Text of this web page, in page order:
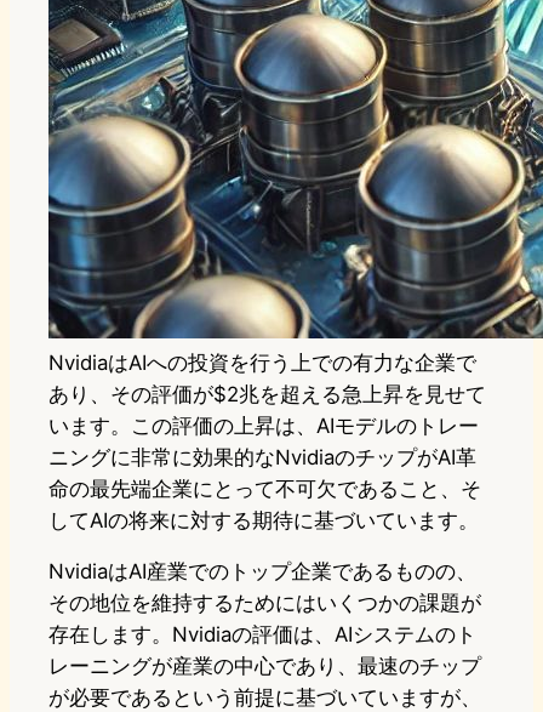
NvidiaはAIへの投資を行う上での有力な企業で
あり、その評価が$2兆を超える急上昇を見せて
います。この評価の上昇は、AIモデルのトレー
ニングに非常に効果的なNvidiaのチップがAI革
命の最先端企業にとって不可欠であること、そ
してAIの将来に対する期待に基づいています。
NvidiaはAI産業でのトップ企業であるものの、
その地位を維持するためにはいくつかの課題が
存在します。Nvidiaの評価は、AIシステムのト
レーニングが産業の中心であり、最速のチップ
が必要であるという前提に基づいていますが、